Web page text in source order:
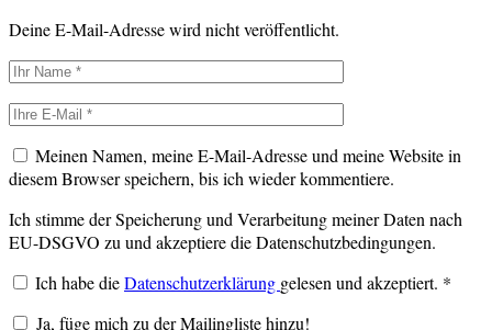
Deine E-Mail-Adresse wird nicht veröffentlicht.
Meinen Namen, meine E-Mail-Adresse und meine Website in
diesem Browser speichern, bis ich wieder kommentiere.
Ich stimme der Speicherung und Verarbeitung meiner Daten nach
EU-DSGVO zu und akzeptiere die Datenschutzbedingungen.
Ich habe dieDatenschutzerklärung gelesen und akzeptiert. *
Ja, füge mich zu der Mailingliste hinzu!